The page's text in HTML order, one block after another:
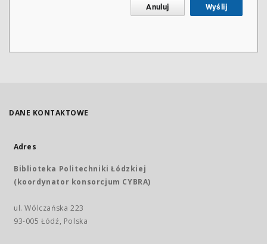
Anuluj Wyślij
DANE KONTAKTOWE
Adres
Biblioteka Politechniki Łódzkiej
(koordynator konsorcjum CYBRA)
ul. Wólczańska 223
93-005 Łódź, Polska